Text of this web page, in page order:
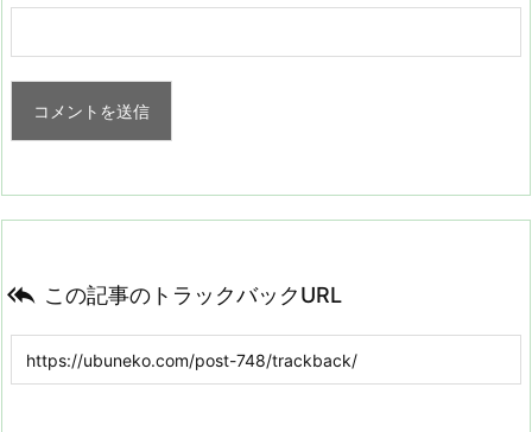
 この記事のトラックバックURL